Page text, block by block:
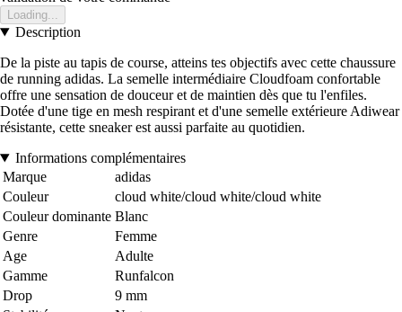
Loading...
Description
De la piste au tapis de course, atteins tes objectifs avec cette chaussure
de running adidas. La semelle intermédiaire Cloudfoam confortable
offre une sensation de douceur et de maintien dès que tu l'enfiles.
Dotée d'une tige en mesh respirant et d'une semelle extérieure Adiwear
résistante, cette sneaker est aussi parfaite au quotidien.
Informations complémentaires
Marque
adidas
Couleur
cloud white/cloud white/cloud white
Couleur dominante Blanc
Genre
Femme
Age
Adulte
Gamme
Runfalcon
Drop
9 mm